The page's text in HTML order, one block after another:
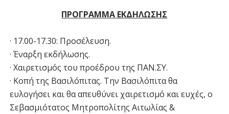
ΠΡΟΓΡΑΜΜΑ ΕΚΔΗΛΩΣΗΣ
· 17.00-17.30: Προσέλευση.
· Έναρξη εκδήλωσης.
· Χαιρετισμός του προέδρου της ΠΑΝ.ΣΥ.
· Κοπή της Βασιλόπιτας. Την Βασιλόπιτα θα
ευλογήσει και θα απευθύνει χαιρετισμό και ευχές, ο
Σεβασμιότατος Μητροπολίτης Αιτωλίας &